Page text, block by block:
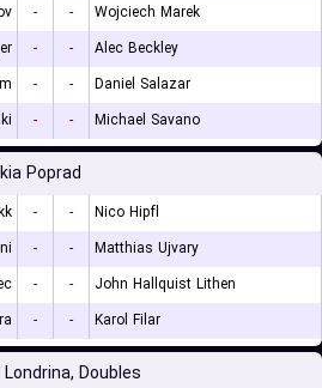
- -
Wojciech Marek
- -
Alec Beckley
- -
Daniel Salazar
- - Michael Savano
Poprad
- -
Nico Hipfl
- -
Matthias Ujvary
- -
John Hallquist Lithen
- - Karol Filar
Doubles